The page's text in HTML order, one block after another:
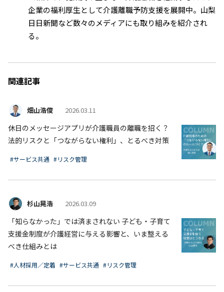
企業の福利厚生として介護離職予防支援を展開中。山梨
日日新聞など数々のメディアにも取り組みを紹介され
る。
関連記事
畑山浩俊 2026.03.11
休日のメッセージアプリが介護職員の離職を招く？
法的リスクと「つながらない権利」、とるべき対策
#サービス共通 #リスク管理
杉山晃浩 2026.03.09
「知らなかった」では済まされない 子ども・子育て
支援金制度が介護経営に与える影響と、いま整える
べき仕組みとは
#人材採用／定着 #サービス共通 #リスク管理